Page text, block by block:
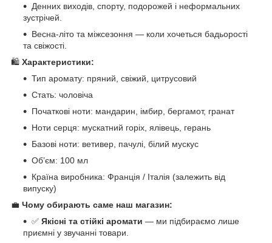
Денних виходів, спорту, подорожей і неформальних
зустрічей.
Весна-літо та міжсезоння — коли хочеться бадьорості
та свіжості.
🛍️ Характеристики:
Тип аромату: пряний, свіжий, цитрусовий
Стать: чоловіча
Початкові ноти: мандарин, імбир, бергамот, гранат
Ноти серця: мускатний горіх, ялівець, герань
Базові ноти: ветивер, пачулі, білий мускус
Обʼєм: 100 мл
Країна виробника: Франція / Італія (залежить від
випуску)
💼 Чому обирають саме наш магазин:
✅ Якісні та стійкі аромати — ми підбираємо лише
приємні у звучанні товари.